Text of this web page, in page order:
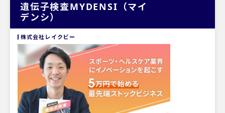
遺伝子検査MYDENSI（マイ
デンシ）
株式会社レイクビー